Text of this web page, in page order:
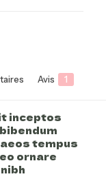
Avis 1
inceptos
tempus
ornare